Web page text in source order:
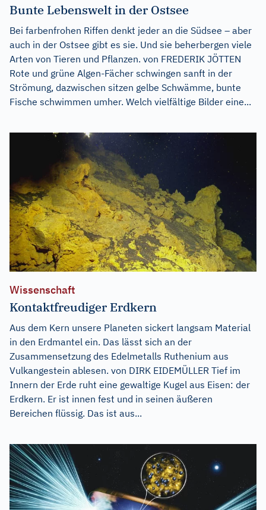
Bunte Lebenswelt in der Ostsee
Bei farbenfrohen Riffen denkt jeder an die Südsee – aber
auch in der Ostsee gibt es sie. Und sie beherbergen viele
Arten von Tieren und Pflanzen. von FREDERIK JÖTTEN
Rote und grüne Algen-Fächer schwingen sanft in der
Strömung, dazwischen sitzen gelbe Schwämme, bunte
Fische schwimmen umher. Welch vielfältige Bilder eine...
Wissenschaft
Kontaktfreudiger Erdkern
Aus dem Kern unsere Planeten sickert langsam Material
in den Erdmantel ein. Das lässt sich an der
Zusammensetzung des Edelmetalls Ruthenium aus
Vulkangestein ablesen. von DIRK EIDEMÜLLER Tief im
Innern der Erde ruht eine gewaltige Kugel aus Eisen: der
Erdkern. Er ist innen fest und in seinen äußeren
Bereichen flüssig. Das ist aus...